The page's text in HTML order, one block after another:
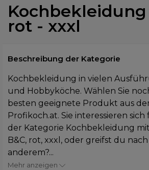
Kochbekleidung
rot - xxxl
Beschreibung der Kategorie
Kochbekleidung in vielen
und Hobbyköche. Wählen Sie
besten geeignete Produkt aus
Profikoch.at. Sie interessieren
der Kategorie Kochbekleidung
B&C, rot, xxxl, oder greifst du
anderem?...
Mehr anzeigen